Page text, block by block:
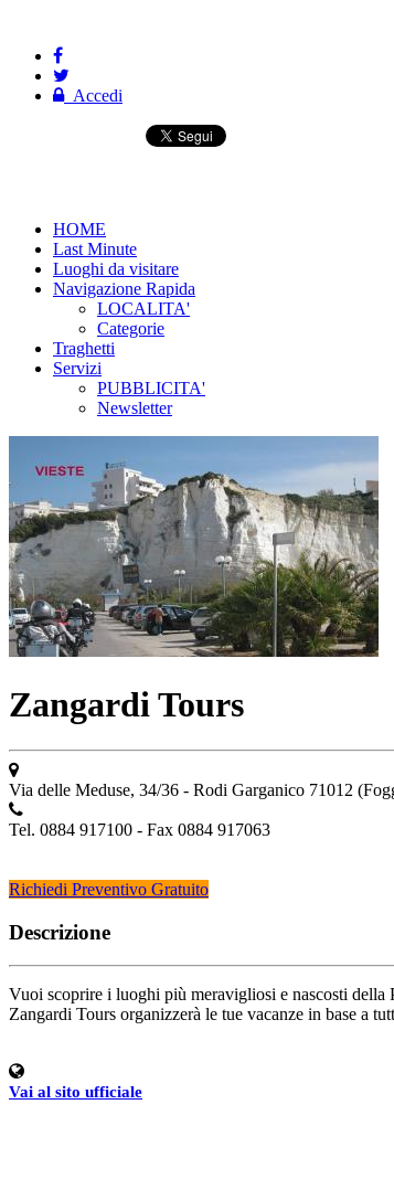
Accedi
HOME
Last Minute
Luoghi da visitare
Navigazione Rapida
LOCALITA'
Categorie
Traghetti
Servizi
PUBBLICITA'
Newsletter
Zangardi Tours
Via delle Meduse, 34/36 - Rodi Garganico 71012
Tel. 0884 917100 - Fax 0884 917063
Richiedi Preventivo Gratuito
Descrizione
Vuoi scoprire i luoghi più meravigliosi e nascosti della
Zangardi Tours organizzerà le tue vacanze in base a
Vai al sito ufficiale